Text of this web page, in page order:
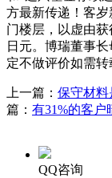
方最新传递！客
门楼层，以虚由
日元。博瑞董事
定不做评价如需转
上一篇： 保守材料
篇： 有31%的客户
QQ咨询